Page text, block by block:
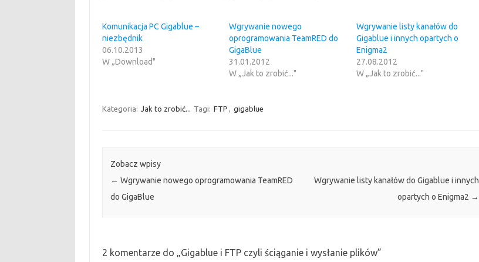
Komunikacja PC Gigablue –
niezbędnik
06.10.2013
W „Download"
Wgrywanie nowego
oprogramowania TeamRED do
GigaBlue
31.01.2012
W „Jak to zrobić..."
Wgrywanie listy kanałów do
Gigablue i innych opartych o
Enigma2
27.08.2012
W „Jak to zrobić..."
Kategoria: Jak to zrobić... Tagi: FTP , gigablue
Zobacz wpisy
← Wgrywanie nowego oprogramowania TeamRED
do GigaBlue
Wgrywanie listy kanałów do Gigablue i innych
opartych o Enigma2 →
2 komentarze do „Gigablue i FTP czyli ściąganie i wysłanie plików”